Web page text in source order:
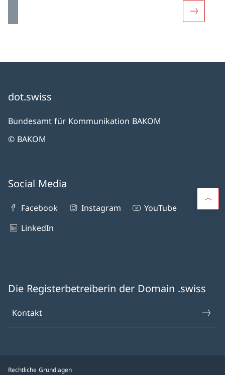
Registerbetreiberin alle Probleme bezüglichMehr
dot.swiss
Bundesamt für Kommunikation BAKOM
© BAKOM
Social Media
Facebook Instagram
YouTube
LinkedIn
Die Registerbetreiberin der Domain .swiss
Kontakt
Rechtliche Grundlagen